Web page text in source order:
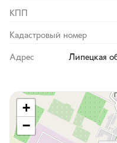
КПП
Кадастровый номер
Адрес
Липецкая
+
−